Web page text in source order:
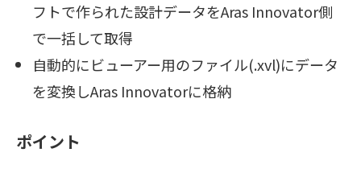
フトで作られた設計データをAras Innovator側
で一括して取得
自動的にビューアー用のファイル(.xvl)にデータ
を変換しAras Innovatorに格納
ポイント